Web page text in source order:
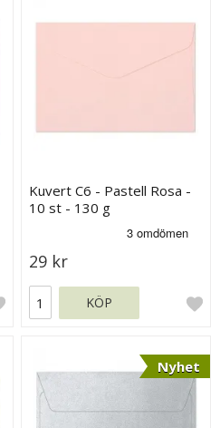
Kuvert C6 - Pastell Rosa -
10 st - 130 g
29 kr
KÖP
Nyhet